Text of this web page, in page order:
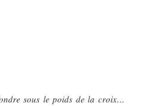
sous le poids de la croix…